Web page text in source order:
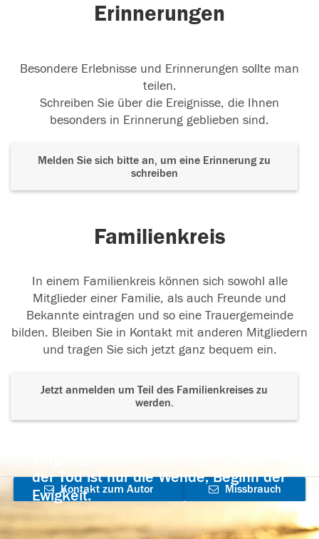
Erinnerungen
Besondere Erlebnisse und Erinnerungen sollte man
teilen.
Schreiben Sie über die Ereignisse, die Ihnen
besonders in Erinnerung geblieben sind.
Melden Sie sich bitte an, um eine Erinnerung zu
schreiben
Familienkreis
In einem Familienkreis können sich sowohl alle
Mitglieder einer Familie, als auch Freunde und
Bekannte eintragen und so eine Trauergemeinde
bilden. Bleiben Sie in Kontakt mit anderen Mitgliedern
und tragen Sie sich jetzt ganz bequem ein.
Jetzt anmelden um Teil des Familienkreises zu
werden.
der Tod ist nur die Wende, Beginn der
Ewigkeit.
Kontakt zum Autor
aufnehmen
Missbrauch